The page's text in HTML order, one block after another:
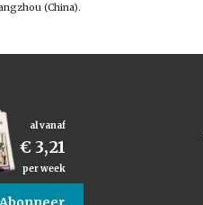
(China).
al vanaf
€ 3,21
per week